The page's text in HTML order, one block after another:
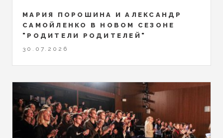
МАРИЯ ПОРОШИНА И АЛЕКСАНДР
САМОЙЛЕНКО В НОВОМ СЕЗОНЕ
"РОДИТЕЛИ РОДИТЕЛЕЙ"
30.07.2026